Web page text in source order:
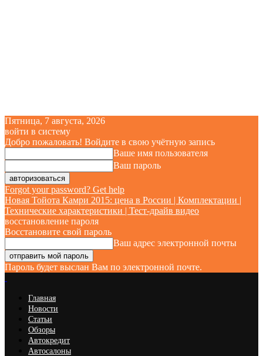
Пятница, 7 августа, 2026
войти в систему
Добро пожаловать! Войдите в свою учётную запись
Ваше имя пользователя
Ваш пароль
Forgot your password? Get help
Новая Тойота Камри 2015: цена в России | Комплектации |
Технические характеристики | Тест-драйв видео
восстановление пароля
Восстановите свой пароль
Ваш адрес электронной почты
Пароль будет выслан Вам по электронной почте.
Главная
Новости
Статьи
Обзоры
Автокредит
Автосалоны